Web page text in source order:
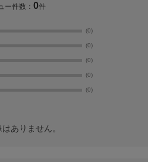
ー件数：0件
(0)
(0)
(0)
(0)
(0)
ありません。